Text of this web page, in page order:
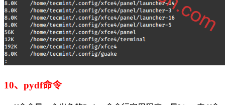
10、pydf命令